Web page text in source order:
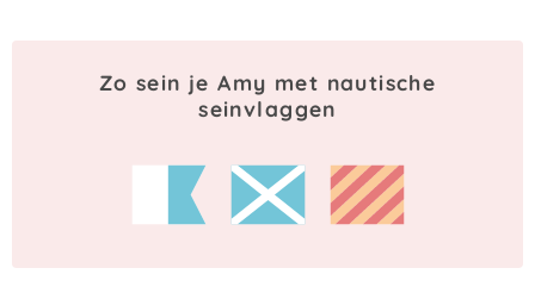
Zo sein je Amy met nautische
seinvlaggen